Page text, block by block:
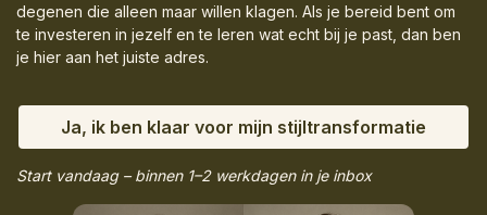
degenen die alleen maar willen klagen. Als je bereid bent om
te investeren in jezelf en te leren wat echt bij je past, dan ben
je hier aan het juiste adres.
Ja, ik ben klaar voor mijn stijltransformatie
Start vandaag – binnen 1–2 werkdagen in je inbox